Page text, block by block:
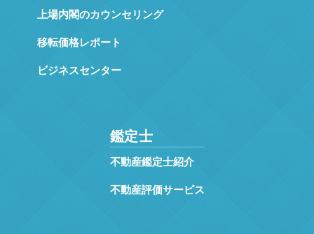
上場内閣のカウンセリング
移転価格レポート
ビジネスセンター
鑑定士
不動産鑑定士紹介
不動産評価サービス